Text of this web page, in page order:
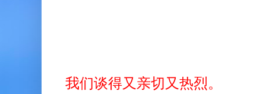
我们谈得又亲切又热烈。